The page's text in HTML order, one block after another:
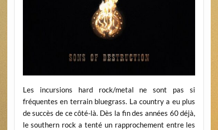
Les incursions hard rock/metal ne sont pas si
fréquentes en terrain bluegrass. La country a eu plus
de succès de ce côté-là. Dès la fin des années 60 déjà,
le southern rock a tenté un rapprochement entre les